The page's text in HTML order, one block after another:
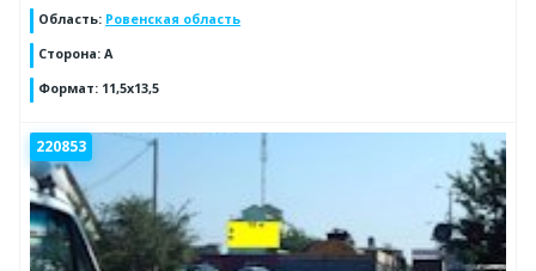
Область: Ровенская область
Сторона: А
Формат: 11,5х13,5
220853